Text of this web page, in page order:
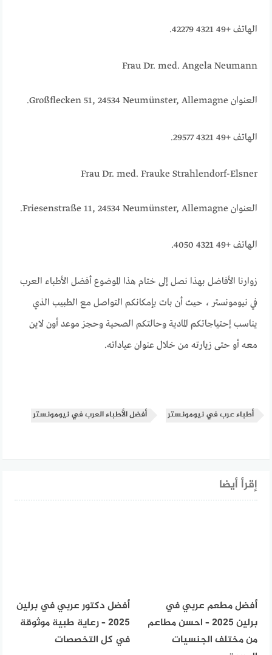
الهاتف +49 4321 42279.
Frau Dr. med. Angela Neumann
العنوان Großflecken 51, 24534 Neumünster, Allemagne.
الهاتف +49 4321 29577.
Frau Dr. med. Frauke Strahlendorf-Elsner
العنوان Friesenstraße 11, 24534 Neumünster, Allemagne.
الهاتف +49 4321 4050.
زوارنا الأفاضل بهذا نصل إلى ختام هذا الموضوع أفضل الأطباء العرب
في نيومونستر ، حيث أن بات بإمكانكم التواصل مع الطبيب الذي
يناسب إحتياجاتكم المادية وحالتكم الصحية وحجز موعد أون لاين
معه أو حتى زيارته من خلال عنوان عياداته.
أطباء عرب في نيومونستر أفضل الأطباء العرب في نيومونستر
إقرأ أيضا
أفضل مطعم عربي في
برلين 2025 – احسن مطاعم
من مختلف الجنسيات
أفضل دكتور عربي في برلين
2025 – رعاية طبية موثوقة
في كل التخصصات